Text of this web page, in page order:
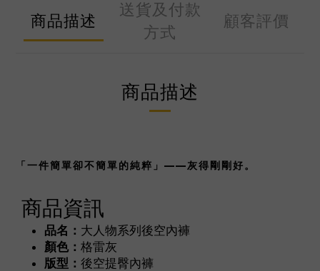
商品描述
送貨及付款
方式
顧客評價
商品描述
「一件簡單卻不簡單的純粹」——灰得剛剛好。
商品資訊
品名： 大人物系列後空內褲
顏色： 格雷灰
版型： 後空提臀內褲